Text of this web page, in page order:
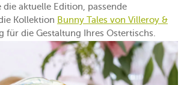
aktuelle Edition, passende
Kollektion Bunny Tales von Villeroy &
für die Gestaltung Ihres Ostertischs.